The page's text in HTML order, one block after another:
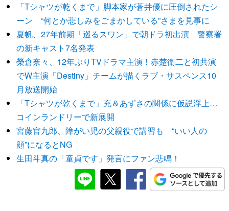
「Tシャツが乾くまで」脚本家が蒼井優に圧倒されたシ
ーン “何とか悲しみをごまかしている”さまを見事に
夏帆、27年前期「巡るスワン」で朝ドラ初出演 警察署
の新キャスト7名発表
榮倉奈々、12年ぶりTVドラマ主演！赤楚衛二と初共演
でW主演「Destiny」チームが描くラブ・サスペンス10
月放送開始
「Tシャツが乾くまで」充＆あずさの関係に仮説浮上…
コインランドリーで新展開
宮藤官九郎、障がい児の父親役で講習も “いい人の
顔”になるとNG
生田斗真の「童貞です」発言にファン悲鳴！